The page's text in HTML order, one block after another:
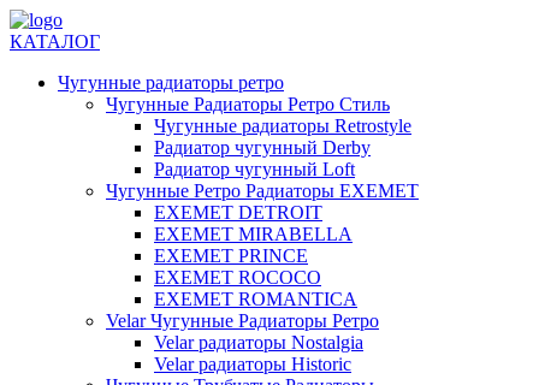
КАТАЛОГ
Чугунные радиаторы ретро
Чугунные Радиаторы Ретро Стиль
Чугунные радиаторы Retrostyle
Радиатор чугунный Derby
Радиатор чугунный Loft
Чугунные Ретро Радиаторы EXEMET
EXEMET DETROIT
EXEMET MIRABELLA
EXEMET PRINCE
EXEMET ROCOCO
EXEMET ROMANTICA
Velar Чугунные Радиаторы Ретро
Velar радиаторы Nostalgia
Velar радиаторы Historic